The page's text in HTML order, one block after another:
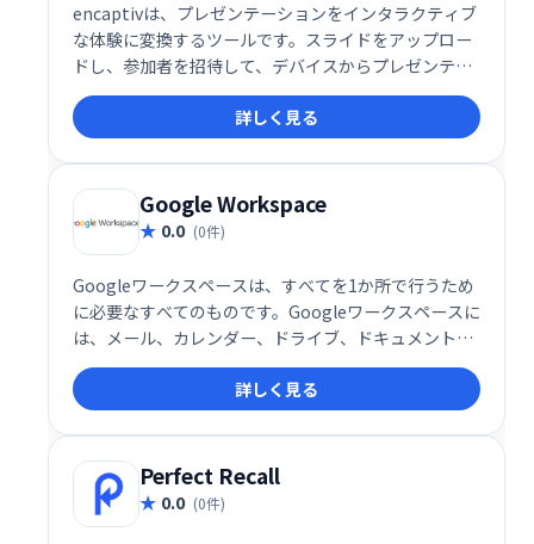
encaptivは、プレゼンテーションをインタラクティブ
な体験に変換するツールです。スライドをアップロー
ドし、参加者を招待して、デバイスからプレゼンテー
ションを操作できます。仮想、ハイブリッド、対面イ
ベントに対応し、オーディエンスのエンゲージメント
を高め、フィードバックを収集できます。同時セッシ
ョンの開催や視聴者参加状況の追跡も可能です。顧
客、ドナー、ファンの獲得を支援します。
詳しく見る
Google Workspace
0.0 (0件)
Googleワークスペースは、すべてを1か所で行うため
に必要なすべてのものです。Googleワークスペースに
は、メール、カレンダー、ドライブ、ドキュメント、
スプレッドシート、スライド、ミートなど、あなたが
知っていて大好きな生産性アプリがすべて含まれてい
ます。
詳しく見る
Perfect Recall
0.0 (0件)